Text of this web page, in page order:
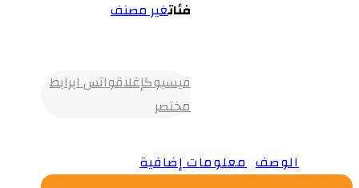
فئاتغير مصنف
فيسبوكإغلاقواتس ابرابط
مختصر
الوصف معلومات إضافية